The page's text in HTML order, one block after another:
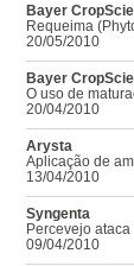
Bayer
Requeima
20/05/2010
Bayer
O uso de
20/04/2010
Arysta
Aplicação de
13/04/2010
Syngenta
Percevejo
09/04/2010